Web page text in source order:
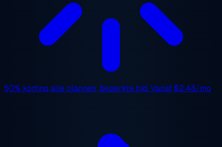
50% korting alle plannen, beperkte tijd. Vanaf$2.48/mo